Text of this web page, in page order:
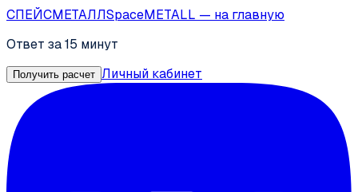
СПЕЙСМЕТАЛЛSpaceMETALL — на главную
Ответ за 15 минут
Получить расчет Личный кабинет